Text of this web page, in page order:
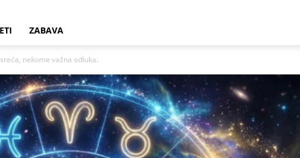
ZABAVA
nekome važna odluka.